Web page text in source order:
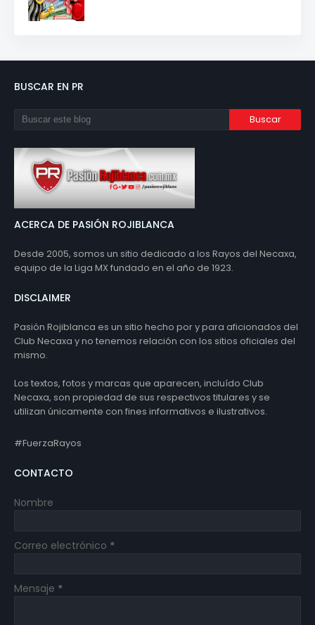
BUSCAR EN PR
ACERCA DE PASIÓN ROJIBLANCA
Desde 2005, somos un sitio dedicado a los Rayos del Necaxa,
equipo de la Liga MX fundado en el año de 1923.
DISCLAIMER
Pasión Rojiblanca es un sitio hecho por y para aficionados del
Club Necaxa y no tenemos relación con los sitios oficiales del
mismo.
Los textos, fotos y marcas que aparecen, incluído Club
Necaxa, son propiedad de sus respectivos titulares y se
utilizan únicamente con fines informativos e ilustrativos.
#FuerzaRayos
CONTACTO
Nombre
Correo electrónico *
Mensaje *